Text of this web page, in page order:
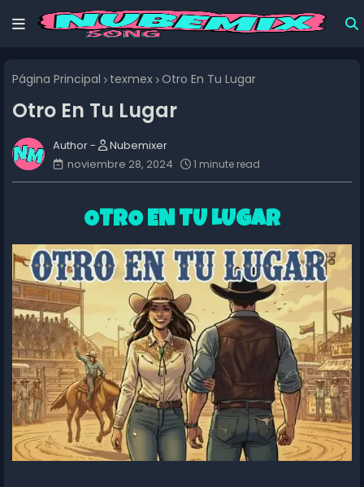
Página Principal texmex Otro En Tu Lugar
Otro En Tu Lugar
Nubemixer
noviembre 28, 2024
1 minute read
OTRO EN TU LUGAR